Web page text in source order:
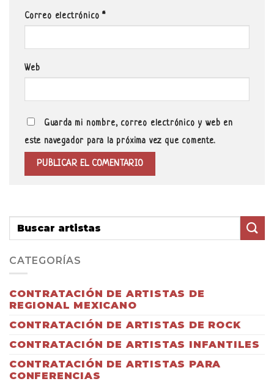
Correo electrónico*
Web
Guarda mi nombre, correo electrónico y web en
este navegador para la próxima vez que comente.
CATEGORÍAS
CONTRATACIÓN DE ARTISTAS DE
REGIONAL MEXICANO
CONTRATACIÓN DE ARTISTAS DE ROCK
CONTRATACIÓN DE ARTISTAS INFANTILES
CONTRATACIÓN DE ARTISTAS PARA
CONFERENCIAS